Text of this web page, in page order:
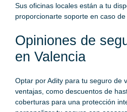
Sus oficinas locales están a tu
proporcionarte soporte en caso de
Opiniones de
en Valencia
Optar por Adity para tu seguro de
ventajas, como descuentos de
coberturas para una protección